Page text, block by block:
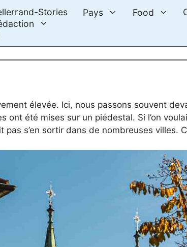
Stories Pays Food
élevée. Ici, nous passons souvent
ont été mises sur un piédestal. Si l’on
s’en sortir dans de nombreuses villes.